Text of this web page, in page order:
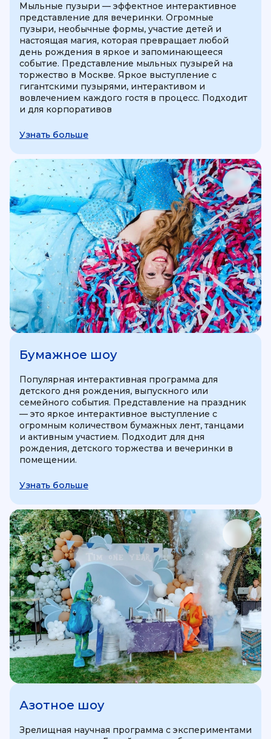
Мыльные пузыри — эффектное интерактивное
представление для вечеринки. Огромные
пузыри, необычные формы, участие детей и
настоящая магия, которая превращает любой
день рождения в яркое и запоминающееся
событие. Представление мыльных пузырей на
торжество в Москве. Яркое выступление с
гигантскими пузырями, интерактивом и
вовлечением каждого гостя в процесс. Подходит
и для корпоративов
Узнать больше
Бумажное шоу
Популярная интерактивная программа для
детского дня рождения, выпускного или
семейного события. Представление на праздник
— это яркое интерактивное выступление с
огромным количеством бумажных лент, танцами
и активным участием. Подходит для дня
рождения, детского торжества и вечеринки в
помещении.
Узнать больше
Азотное шоу
Зрелищная научная программа с экспериментами